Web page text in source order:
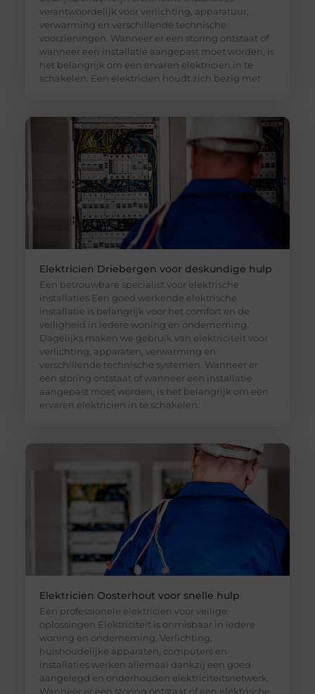
verantwoordelijk voor verlichting, apparatuur,
verwarming en verschillende technische
voorzieningen. Wanneer er een storing ontstaat of
wanneer een installatie aangepast moet worden, is
het belangrijk om een ervaren elektricien in te
schakelen. Een elektricien houdt zich bezig met
Elektricien Driebergen voor deskundige hulp
Een betrouwbare specialist voor elektrische
installaties Een goed werkende elektrische
installatie is belangrijk voor het comfort en de
veiligheid in iedere woning en onderneming.
Dagelijks maken we gebruik van elektriciteit voor
verlichting, apparaten, verwarming en
verschillende technische systemen. Wanneer er
een storing ontstaat of wanneer een installatie
aangepast moet worden, is het belangrijk om een
ervaren elektricien in te schakelen.
Elektricien Oosterhout voor snelle hulp
Een professionele elektricien voor veilige
oplossingen Elektriciteit is onmisbaar in iedere
woning en onderneming. Verlichting,
huishoudelijke apparaten, computers en
installaties werken allemaal dankzij een goed
aangelegd en onderhouden elektriciteitsnetwerk.
Wanneer er een storing ontstaat of een elektrische